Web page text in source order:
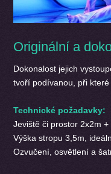
Originální a
Dokonalost jejich
tvoří podívanou, při které
Technické požadavky:
Jeviště či prostor 2x2m
Výška stropu 3,5m,
Ozvučení, osvětlení a